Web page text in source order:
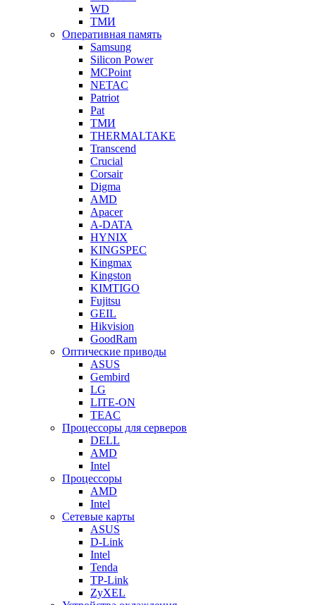
WD
ТМИ
Оперативная память
Samsung
Silicon Power
MCPoint
NETAC
Patriot
Pat
ТМИ
THERMALTAKE
Transcend
Crucial
Corsair
Digma
AMD
Apacer
A-DATA
HYNIX
KINGSPEC
Kingmax
Kingston
KIMTIGO
Fujitsu
GEIL
Hikvision
GoodRam
Оптические приводы
ASUS
Gembird
LG
LITE-ON
TEAC
Процессоры для серверов
DELL
AMD
Intel
Процессоры
AMD
Intel
Сетевые карты
ASUS
D-Link
Intel
Tenda
TP-Link
ZyXEL